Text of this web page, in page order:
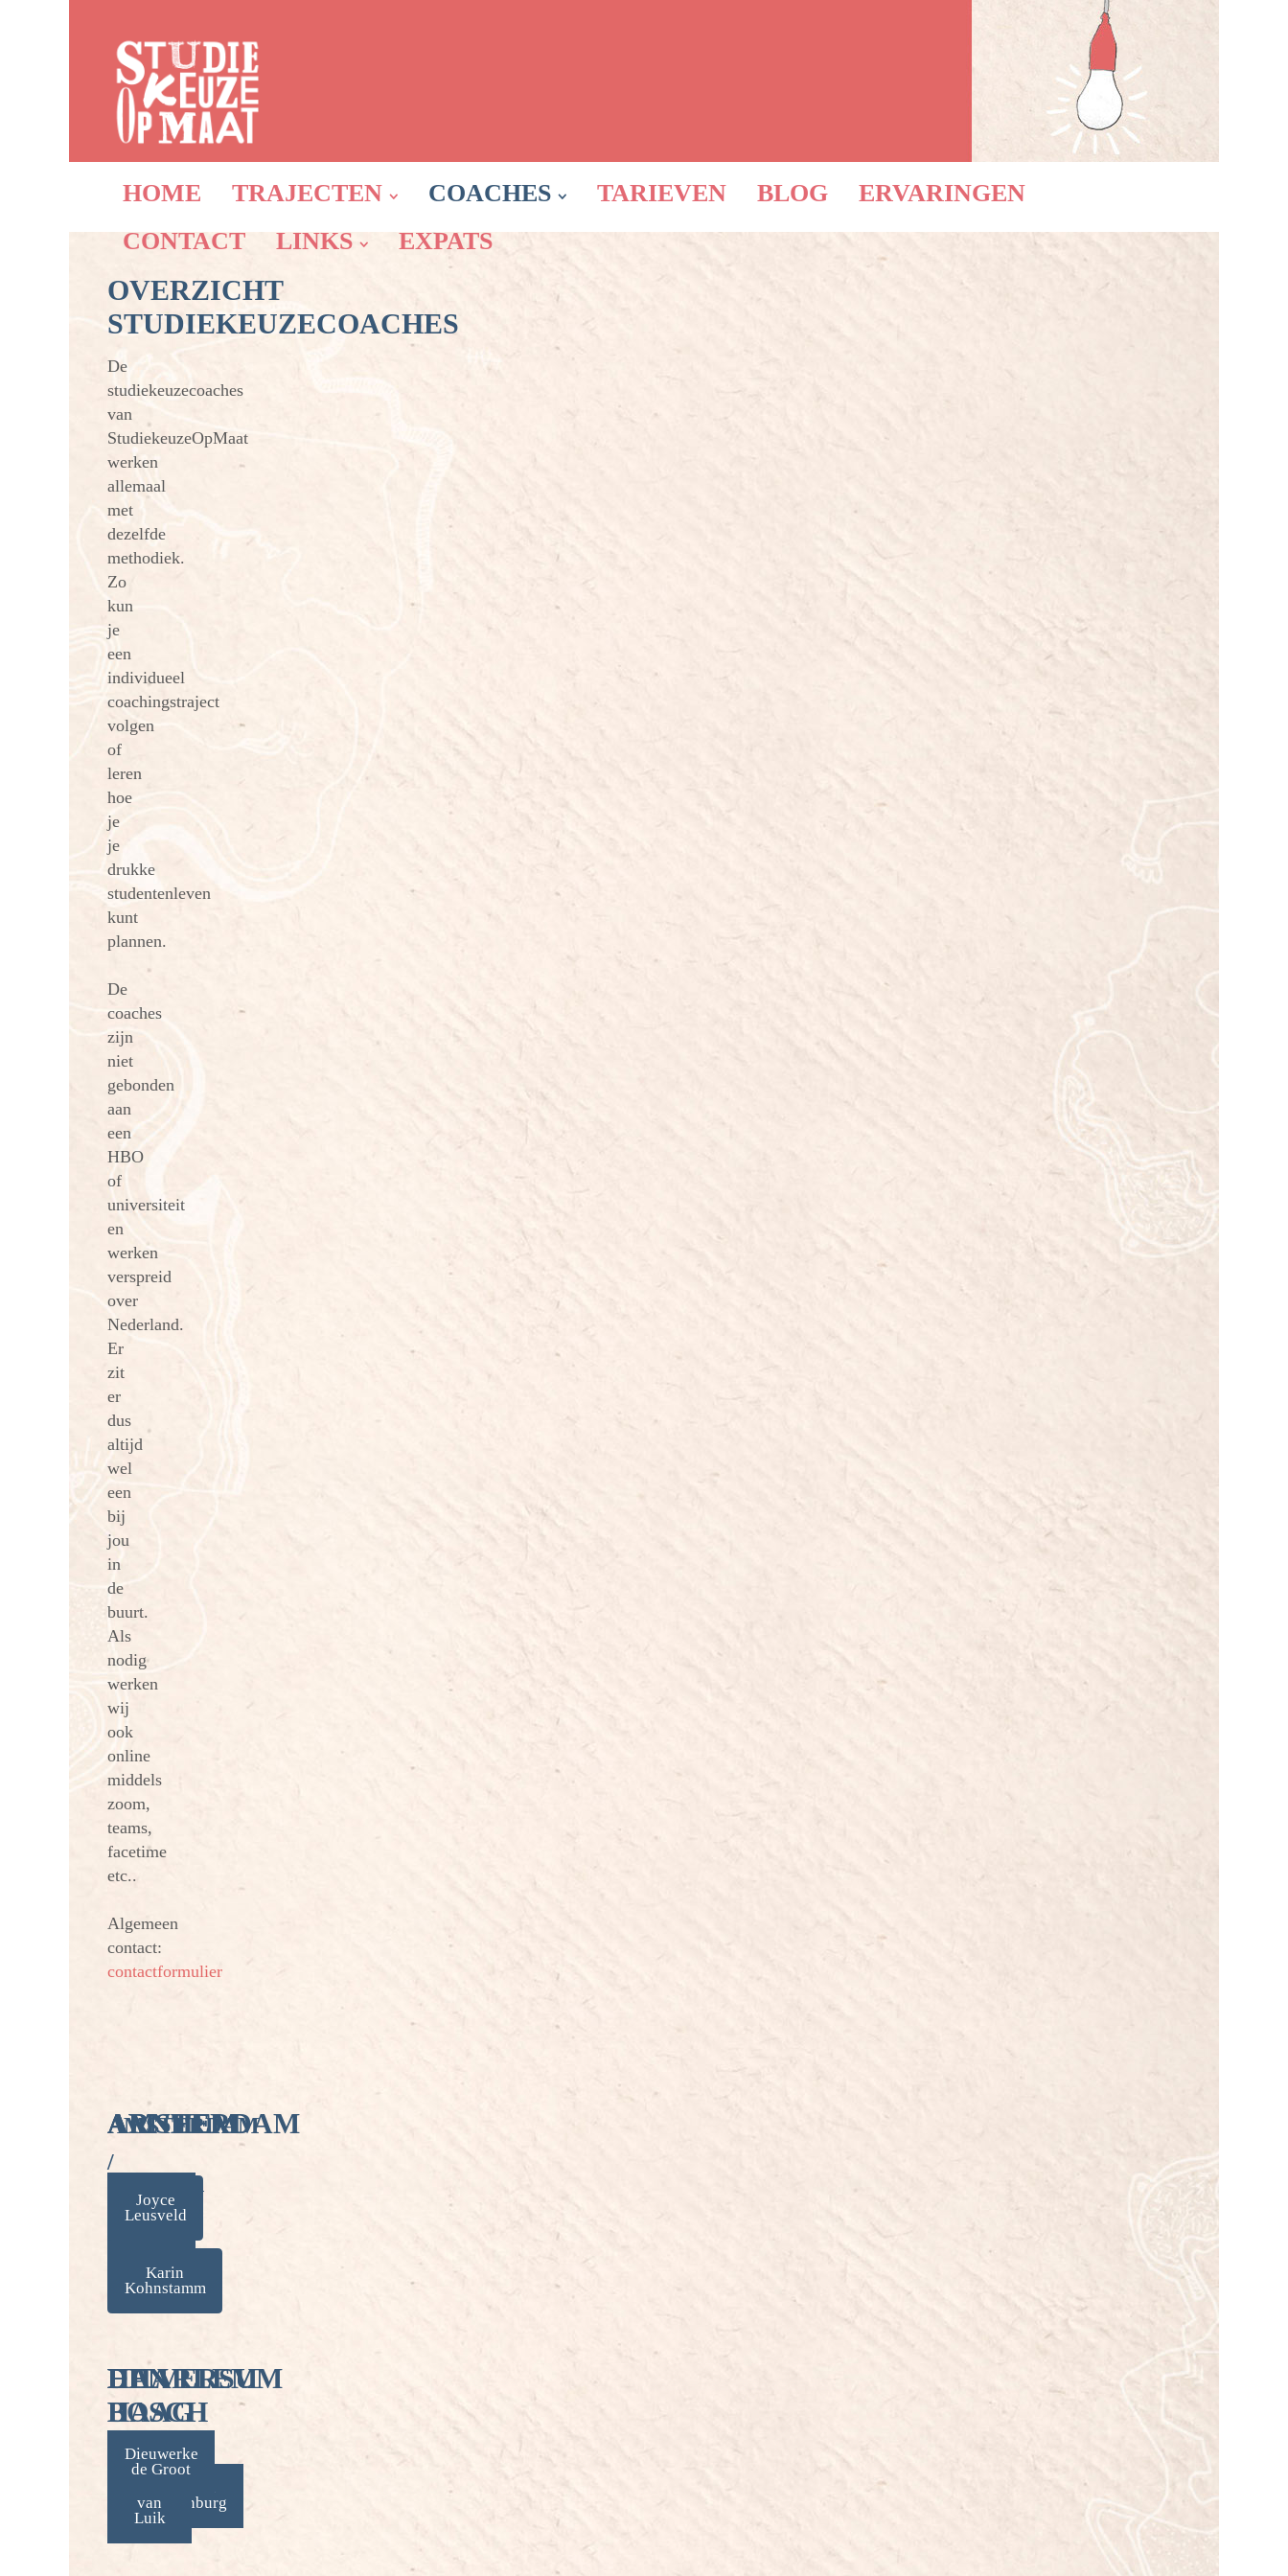
HOME TRAJECTEN COACHES TARIEVEN BLOG
ERVARINGEN
CONTACT
LINKS EXPATS
OVERZICHT
STUDIEKEUZECOACHES
De
studiekeuzecoaches
van
StudiekeuzeOpMaat
werken
allemaal
met
dezelfde
methodiek.
Zo
kun
je
een
individueel
coachingstraject
volgen
of
leren
hoe
je
je
drukke
studentenleven
kunt
plannen.
De
coaches
zijn
niet
gebonden
aan
een
HBO
of
universiteit
en
werken
verspreid
over
Nederland.
Er
zit
er
dus
altijd
wel
een
bij
jou
in
de
buurt.
Als
nodig
werken
wij
ook
online
middels
zoom,
teams,
facetime
etc..
Algemeen
contact:
contactformulier
AMSTERDAM
Adine
de
AMSTERDAM
/
BERGEN
Karin
Kohnstamm
ARNHEM
Marline
Tjeenk
ARNHEM
Joyce
Leusveld
DEN
BOSCH
Schaardenburg
DEN
HAAG
van
Luik
HAARLEM
Elisabeth
Asjes
HILVERSUM
Dieuwerke
de Groot